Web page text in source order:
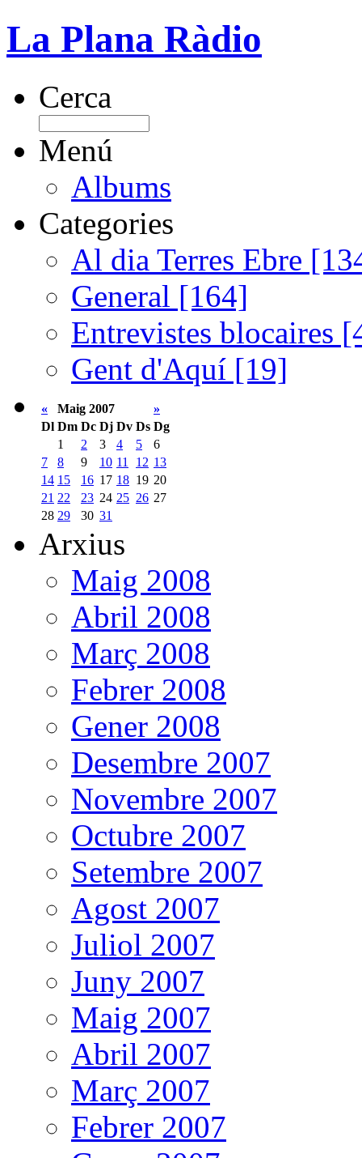
La Plana Ràdio
Cerca
Menú
Albums
Categories
Al dia Terres Ebre
General [164]
Entrevistes blocaires
Gent d'Aquí [19]
« Maig 2007
»
Dl Dm Dc Dj Dv Ds Dg
1
2 3 4 5
6
7
8 9 10 11 12 13
14 15 16 17 18 19 20
21 22 23 24 25 26 27
28 29 30 31
Arxius
Maig 2008
Abril 2008
Març 2008
Febrer 2008
Gener 2008
Desembre 2007
Novembre 2007
Octubre 2007
Setembre 2007
Agost 2007
Juliol 2007
Juny 2007
Maig 2007
Abril 2007
Març 2007
Febrer 2007